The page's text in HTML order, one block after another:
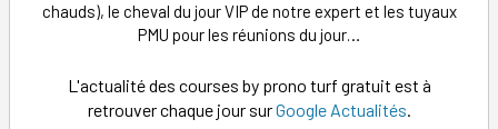
chauds), le cheval du jour VIP de notre expert et les tuyaux
PMU pour les réunions du jour…
L'actualité des courses by prono turf gratuit est à
retrouver chaque jour surGoogle Actualités.